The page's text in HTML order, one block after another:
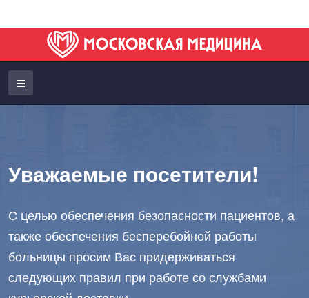
Уважаемые посетители!
С целью обеспечения безопасности пациентов, а
также обеспечения бесперебойной работы
больницы просим Вас придерживаться
следующих правил при работе со службами